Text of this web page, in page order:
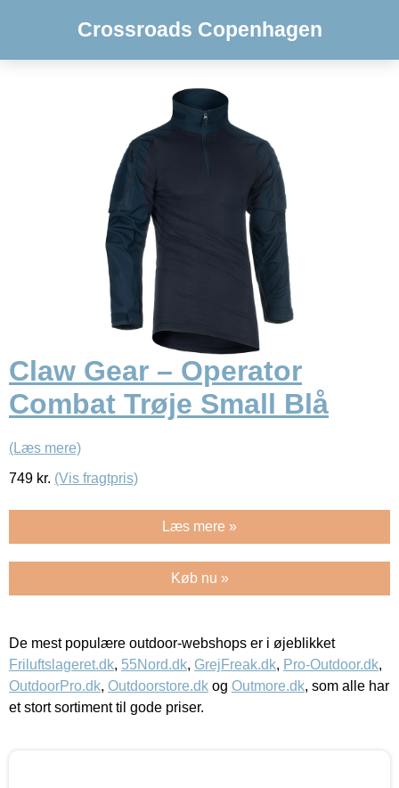
Crossroads Copenhagen
Claw Gear – Operator
Combat Trøje Small Blå
(Læs mere)
749 kr. (Vis fragtpris)
Læs mere »
Køb nu »
De mest populære outdoor-webshops er i øjeblikket
Friluftslageret.dk, 55Nord.dk, GrejFreak.dk, Pro-Outdoor.dk,
OutdoorPro.dk, Outdoorstore.dk og Outmore.dk, som alle har
et stort sortiment til gode priser.